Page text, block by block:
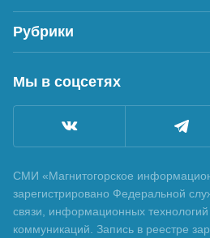
Рубрики
Мы в соцсетях
СМИ «Магнитогорское
зарегистрировано Федеральной
связи, информационных
коммуникаций. Запись в реестре